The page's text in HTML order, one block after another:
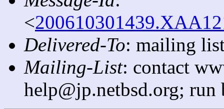
<
Delivered-To: mailing
Mailing-List: contact
help@jp.netbsd.org;